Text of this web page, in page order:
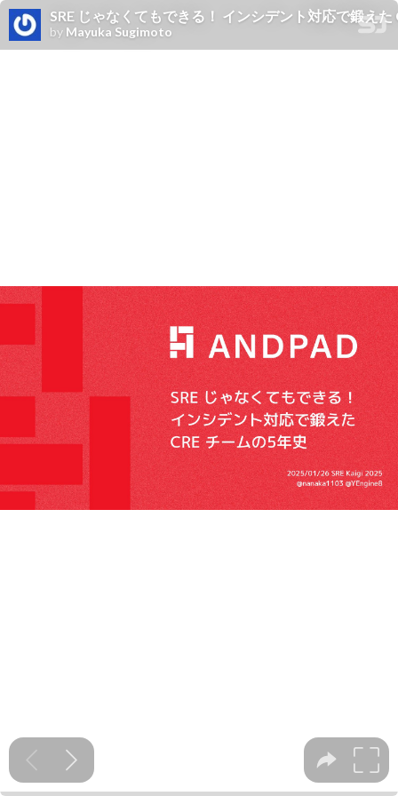
SRE じゃなくてもできる！ インシデント対応で鍛え
by Mayuka Sugimoto